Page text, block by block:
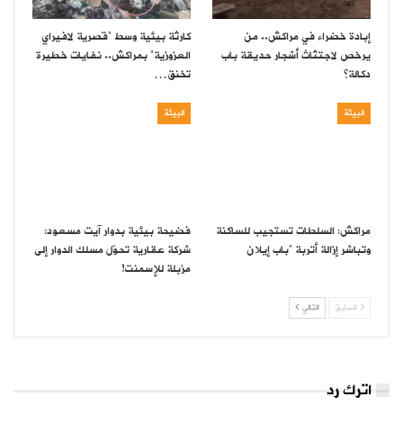
إبادة خضراء في مراكش.. من
يرخص لاجتثاث أشجار حديقة باب
دكالة؟
كارثة بيئية وسط “قصرية لافيراي
العزوزية” بمراكش.. نفايات خطيرة
تخنق…
البيئة
مراكش: السلطات تستجيب للساكنة
وتباشر إزالة أتربة “باب إيلان
البيئة
فضيحة بيئية بدوار آيت مسعود:
شركة عقارية تحوّل مسلك الدوار إلى
مزبلة للإسمنت!
السابق التالي
اترك رد